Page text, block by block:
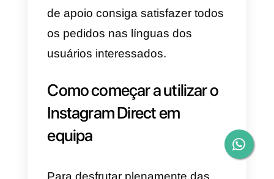
4) Convida os usuários que
comentam a enviar-te uma
mensagem privada:
fazer de forma a que aqueles
comentam os teus posts te
enviem uma mensagem,
garantindo assim uma interação